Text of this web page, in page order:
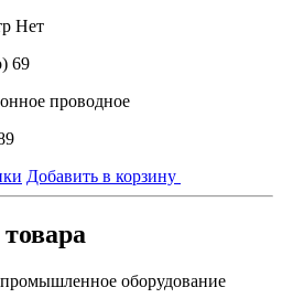
Нет
69
проводное
Добавить в корзину
оборудование